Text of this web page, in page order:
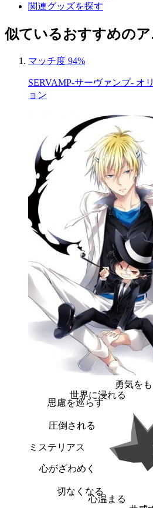
関連グッズを探す
似ているおすすめのア
マッチ度 94%
SERVAMP-サーヴァンプ- オ
ョン
勇気を
心温まる
切なくなる
心がざわめく
ミステリアス
圧倒される
思慮を巡らす
世界に浸れる